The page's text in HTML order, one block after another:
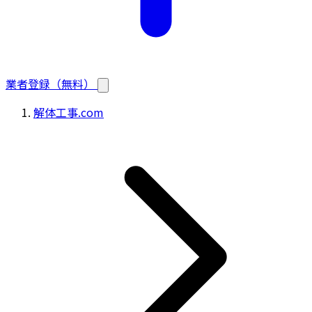
業者登録（無料）
解体工事.com